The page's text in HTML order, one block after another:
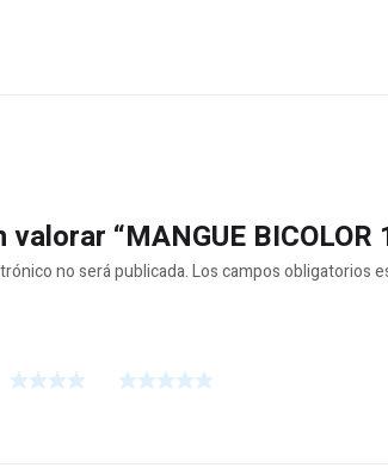
“MANGUE BICOLOR
no será publicada.Los campos obligatorios